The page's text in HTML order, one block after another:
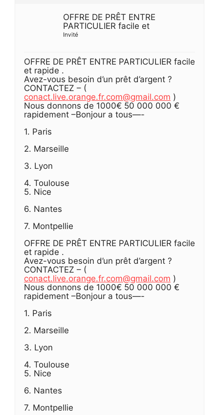
OFFRE DE PRÊT ENTRE
PARTICULIER facile et
Invité
OFFRE DE PRÊT ENTRE PARTICULIER facile
et rapide .
Avez-vous besoin d’un prêt d’argent ?
CONTACTEZ – (
conact.live.orange.fr.com@gmail.com )
Nous donnons de 1000€ 50 000 000 €
rapidement –Bonjour a tous—-
1. Paris
2. Marseille
3. Lyon
4. Toulouse
5. Nice
6. Nantes
7. Montpellie
OFFRE DE PRÊT ENTRE PARTICULIER facile
et rapide .
Avez-vous besoin d’un prêt d’argent ?
CONTACTEZ – (
conact.live.orange.fr.com@gmail.com )
Nous donnons de 1000€ 50 000 000 €
rapidement –Bonjour a tous—-
1. Paris
2. Marseille
3. Lyon
4. Toulouse
5. Nice
6. Nantes
7. Montpellie